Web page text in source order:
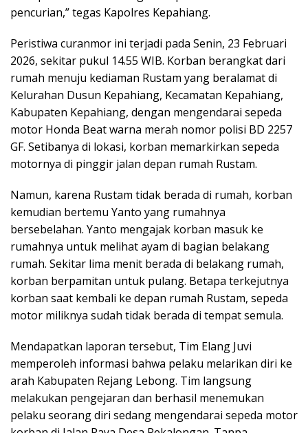
pencurian,” tegas Kapolres Kepahiang.
Peristiwa curanmor ini terjadi pada Senin, 23 Februari
2026, sekitar pukul 14.55 WIB. Korban berangkat dari
rumah menuju kediaman Rustam yang beralamat di
Kelurahan Dusun Kepahiang, Kecamatan Kepahiang,
Kabupaten Kepahiang, dengan mengendarai sepeda
motor Honda Beat warna merah nomor polisi BD 2257
GF. Setibanya di lokasi, korban memarkirkan sepeda
motornya di pinggir jalan depan rumah Rustam.
Namun, karena Rustam tidak berada di rumah, korban
kemudian bertemu Yanto yang rumahnya
bersebelahan. Yanto mengajak korban masuk ke
rumahnya untuk melihat ayam di bagian belakang
rumah. Sekitar lima menit berada di belakang rumah,
korban berpamitan untuk pulang. Betapa terkejutnya
korban saat kembali ke depan rumah Rustam, sepeda
motor miliknya sudah tidak berada di tempat semula.
Mendapatkan laporan tersebut, Tim Elang Juvi
memperoleh informasi bahwa pelaku melarikan diri ke
arah Kabupaten Rejang Lebong. Tim langsung
melakukan pengejaran dan berhasil menemukan
pelaku seorang diri sedang mengendarai sepeda motor